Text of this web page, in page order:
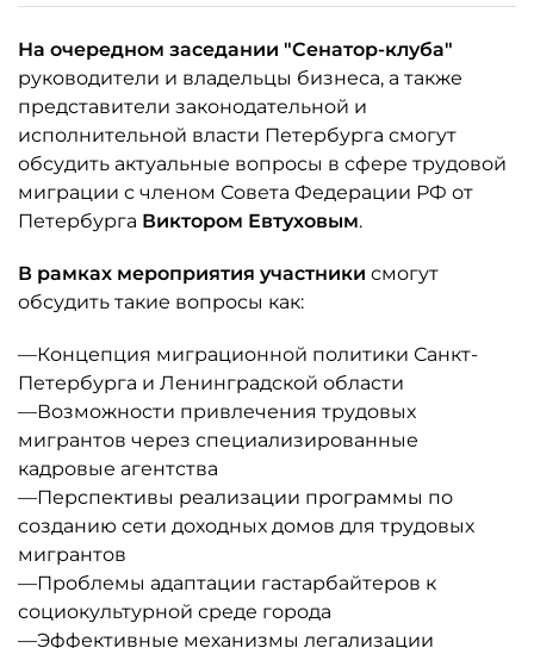
На очередном заседании "Сенатор-клуба"
руководители и владельцы бизнеса, а также
представители законодательной и
исполнительной власти Петербурга смогут
обсудить актуальные вопросы в сфере трудовой
миграции с членом Совета Федерации РФ от
Петербурга Виктором Евтуховым.
В рамках мероприятия участники смогут
обсудить такие вопросы как:
—Концепция миграционной политики Санкт-
Петербурга и Ленинградской области
—Возможности привлечения трудовых
мигрантов через специализированные
кадровые агентства
—Перспективы реализации программы по
созданию сети доходных домов для трудовых
мигрантов
—Проблемы адаптации гастарбайтеров к
социокультурной среде города
—Эффективные механизмы легализации